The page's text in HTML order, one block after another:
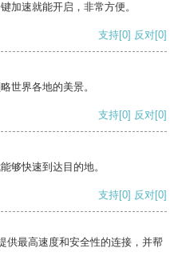
加速就能开启，非常方便。
支持[0] 反对[0]
世界各地的美景。
支持[0] 反对[0]
够快速到达目的地。
支持[0] 反对[0]
供最高速度和安全性的连接，并帮